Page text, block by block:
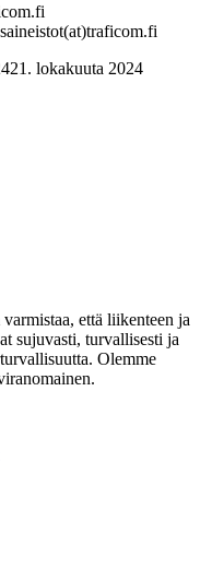
21. lokakuuta 2024
että liikenteen ja
sujuvasti, turvallisesti ja
Olemme